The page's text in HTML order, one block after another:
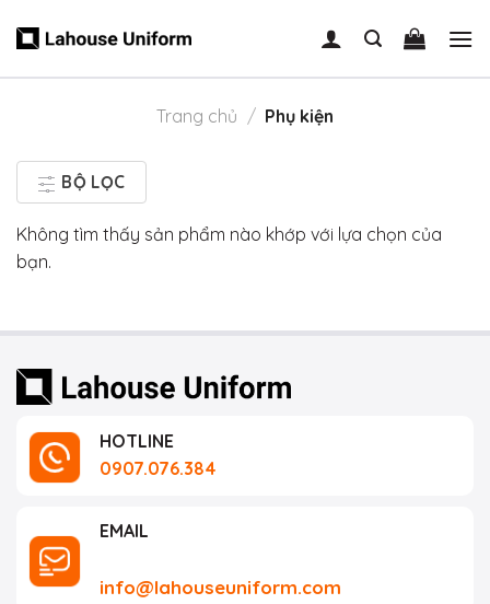
Trang chủ / Phụ kiện
BỘ LỌC
Không tìm thấy sản phẩm nào khớp với lựa chọn của
bạn.
HOTLINE
0907.076.384
EMAIL
info@lahouseuniform.com